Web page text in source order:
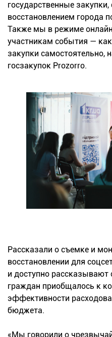
государственные
восстановлением города
Также мы в режиме
участникам события —
закупки самостоятельно,
госзакупок Prozorro.
Рассказали о съемке и
восстановлении для
и доступно
граждан приобщалось к
эффективности
бюджета.
«Мы говорили о